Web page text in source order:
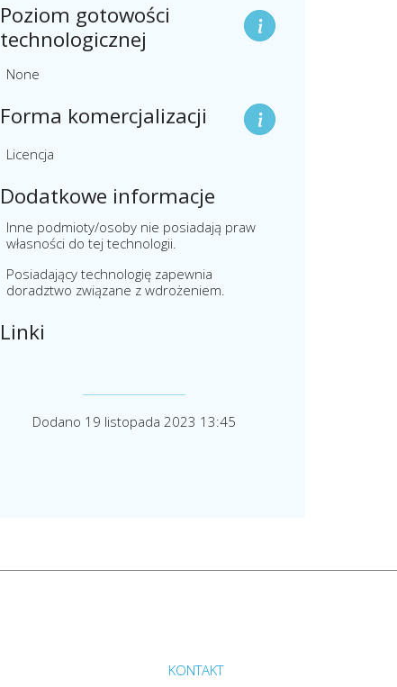
Poziom gotowości
technologicznej
None
Forma komercjalizacji
Licencja
Dodatkowe informacje
Inne podmioty/osoby nie posiadają praw
własności do tej technologii.
Posiadający technologię zapewnia
doradztwo związane z wdrożeniem.
Linki
Dodano 19 listopada 2023 13:45
Przejdź do strony głównej do sekcji
KONTAKT